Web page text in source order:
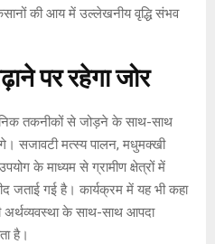
की आय में उल्लेखनीय वृद्धि संभव
पर रहेगा जोर
तकनीकों से जोड़ने के साथ-साथ
सजावटी मत्स्य पालन, मधुमक्खी
के माध्यम से ग्रामीण क्षेत्रों में
जताई गई है। कार्यक्रम में यह भी कहा
अर्थव्यवस्था के साथ-साथ आपदा
है।